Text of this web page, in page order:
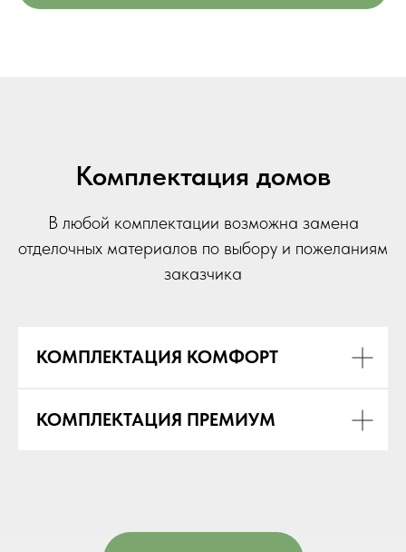
Комплектация домов
В любой комплектации возможна замена
отделочных материалов по выбору и пожеланиям
заказчика
КОМПЛЕКТАЦИЯ КОМФОРТ
КОМПЛЕКТАЦИЯ ПРЕМИУМ